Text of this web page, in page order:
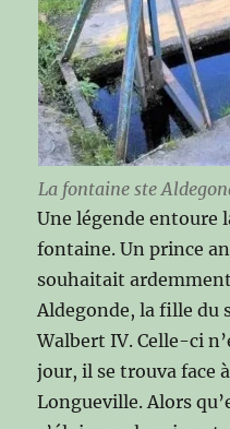
La fontaine ste
Une légende entoure
fontaine. Un prince
souhaitait
Aldegonde, la fille du
Walbert IV. Celle-ci
jour, il se trouva face
Longueville. Alors